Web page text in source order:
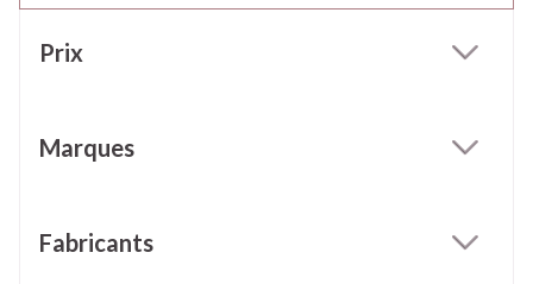
Prix
Marques
Fabricants